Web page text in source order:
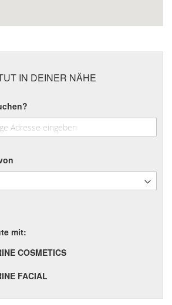
IN DEINER NÄHE
mit:
COSMETICS
FACIAL